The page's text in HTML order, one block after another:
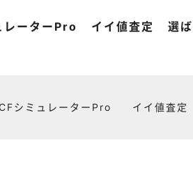
レーターPro イイ値査定 選
CFシミュレーターPro イイ値査定